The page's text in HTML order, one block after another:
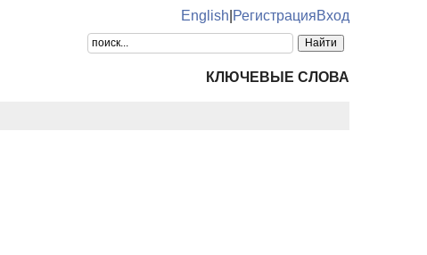
English РегистрацияВход
КЛЮЧЕВЫЕ СЛОВА